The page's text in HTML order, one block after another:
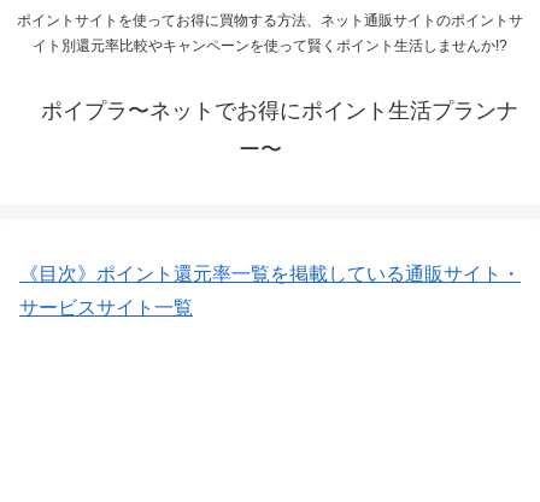
ポイントサイトを使ってお得に買物する方法、ネット通販サイトのポイントサ
イト別還元率比較やキャンペーンを使って賢くポイント生活しませんか!?
ポイプラ〜ネットでお得にポイント生活プランナ
ー〜
《目次》ポイント還元率一覧を掲載している通販サイト・
サービスサイト一覧